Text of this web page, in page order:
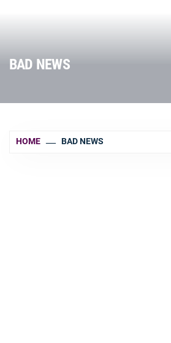
BAD NEWS
HOME BAD NEWS